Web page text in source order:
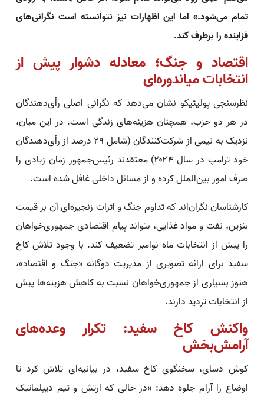
تمام می‌شود.» اما این اظهارات نیز نتوانسته است نگرانی‌های
فزاینده را برطرف کند.
اقتصاد و جنگ؛ معادله دشوار پیش از
انتخابات میاندوره‌ای
نظرسنجی پولیتیکو نشان می‌دهد که نگرانی اصلی رأی‌دهندگان
در هر دو حزب، همچنان هزینه‌های زندگی است. در این میان،
نزدیک به نیمی از شرکت‌کنندگان (شامل ۲۹ درصد از رأی‌دهندگان
خود ترامپ در سال ۲۰۲۴) معتقدند رئیس‌جمهور زمان زیادی را
صرف امور بین‌الملل کرده و از مسائل داخلی غافل شده است.
کارشناسان نگران‌اند که تداوم جنگ و اثرات زنجیره‌ای آن بر قیمت
بنزین، نفت و مواد غذایی، بتواند پیام اقتصادی جمهوری‌خواهان
را پیش از انتخابات ماه نوامبر تضعیف کند. با وجود تلاش کاخ
سفید برای ارائه تصویری از مدیریت دوگانه «جنگ و اقتصاد»،
هنوز بسیاری از جمهوری‌خواهان نسبت به کاهش هزینه‌ها پیش
از انتخابات تردید دارند.
واکنش کاخ سفید: تکرار وعده‌های
آرامش‌بخش
کوش دسای، سخنگوی کاخ سفید، در بیانیه‌ای تلاش کرد تا
اوضاع را آرام جلوه دهد: «در حالی که ارتش و تیم دیپلماتیک